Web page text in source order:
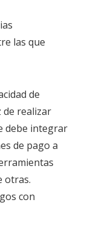
las que
de
de realizar
debe integrar
de pago a
otras.
con